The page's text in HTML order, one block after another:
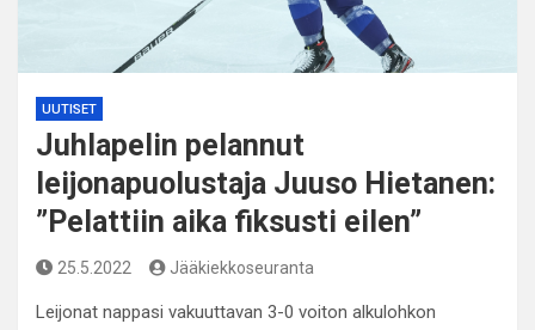
UUTISET
Juhlapelin pelannut
leijonapuolustaja Juuso Hietanen:
”Pelattiin aika fiksusti eilen”
25.5.2022 Jääkiekkoseuranta
Leijonat nappasi vakuuttavan 3-0 voiton alkulohkon